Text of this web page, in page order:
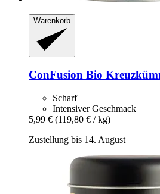
Warenkorb
ConFusion Bio
Scharf
Intensiver Geschmack
5,99 € (119,80 € / kg)
Zustellung bis 14. August